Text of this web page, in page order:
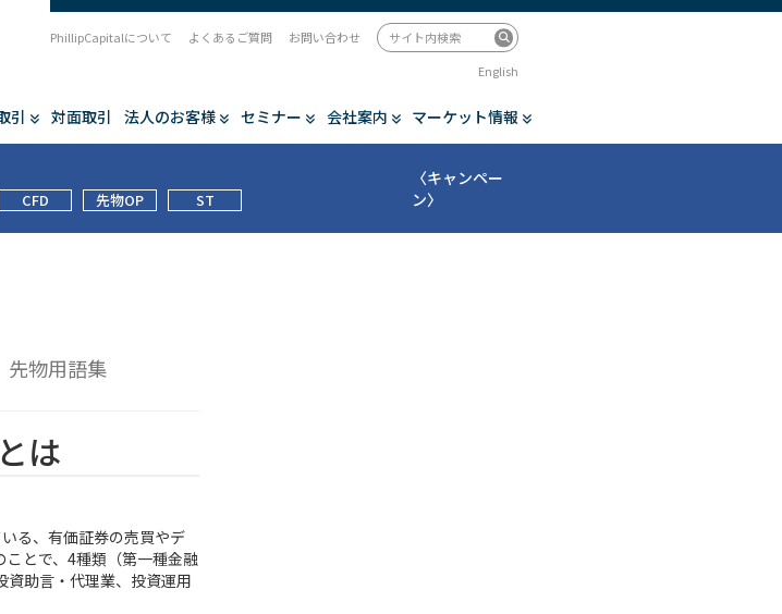
引 対面取引 法人のお客様 セミナー 会社案内 マーケット情報
PhillipCapitalについて よくあるご質問
お問い合わせ
English
CFD 先物OP ST
〈キャンペー
ン〉
先物用語集
は
る、有価証券の売買やデ
ことで、4種類（第一種金融
資助言・代理業、投資運用